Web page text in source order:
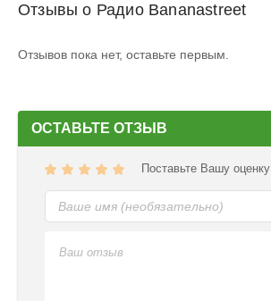
Отзывы о Радио Bananastreet
Отзывов пока нет, оставьте первым.
ОСТАВЬТЕ ОТЗЫВ
Поставьте Вашу оценку